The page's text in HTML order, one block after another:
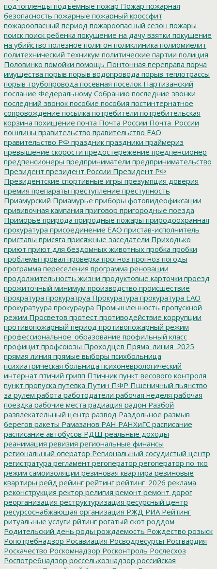
подтопленцы подъемные пожар Пожар пожарная
безопасность пожарные пожарный кроссфит
пожароопасный период пожароопасный сезон пожары
поиск поиск ребенка покушение на дачу взятки покушение
на убийство полезное полигон поликлиника полиомиелит
политехнический техникум политические партии полиция
Половинко помойки помощь Понтонная переправа порча
имущества порыв порыв водопровода порыв теплотрассы
порыв трубопровода посевная поселок Партизанский
послание Федеральному Собранию последние звонки
последний звонок пособие пособия постинтернатное
сопровождение посылка потребители потребительская
корзина похищение почта Почта России Почта_России
пошлины правительство правительство ЕАО
правительство РФ праздник праздники праймериз
превышение скорости предостережение предпенсионер
предпенсионеры предприниматели предпринимательство
Президент президент России Президент РФ
Президентские спортивные игры презумпция доверия
премия препараты преступление преступность
Приамурский Приамурье приборы фотовидеофиксации
прививочная кампания приговор пригородные поезда
Приморье природа природные пожары природоохранная
прокуратура присоединение ЕАО пристав-исполнитель
приставы присяга присяжные заседатели Приходько
приют приют для бездомных животных пробка пробки
проблемы провал проверка прогноз прогноз погоды
программа переселения программа реновации
продолжительность жизни продуктовые карточки проезд
прожиточный минимум производство происшествие
прократура прокуратруа Прокуратура прокуратура ЕАО
прокуратуура прокураура Промышленность пропускной
режим Просветов протест противодействие коррупции
противопожарный период противопожарный режим
профессиональное_образование профильный класс
профицит профсоюзы Проходцев Пряма_линия_2025
прямая линия прямые выборы психбольница
психиатрическая больница психоневрологический
интернат птичий грипп Птичник пункт весового контроля
пункт пропуска путевка Путин ПФР Пшеничный пьянство
за рулем работа работодатели рабочая неделя рабочая
поездка рабочие места радиация радон Разбой
развлекательный центр развод Раздольное размыв
берегов ракеты Рамазанов РАН РАНХиГС расписание
расписание автобусов РДШ реальные доходы
реанимация ревизия региональные финансы
региональный оператор Региональный сосудистый центр
регистратура регламент регоператор регоператор по тко
режим самоизоляции резиновая квартира резиновые
квартиры рейд рейинг рейтинг рейтинг_2026 реклама
реконструкция ректор религия ремонт ремонт дорог
реорганизация реструктуризация ресурсный центр
ресурсоснабжающая организация РЖД РИА Рейтинг
ритуальные услуги рйтинг рогатый скот роддом
Родительский день роды рождаемость Рождество розыск
Ропотребнадзор Росавиация Росводресурсы Росгвардия
Роскачество Роскомнадзор Росконтроль Рослесхоз
Роспотребнадзор россельхознадзор российская